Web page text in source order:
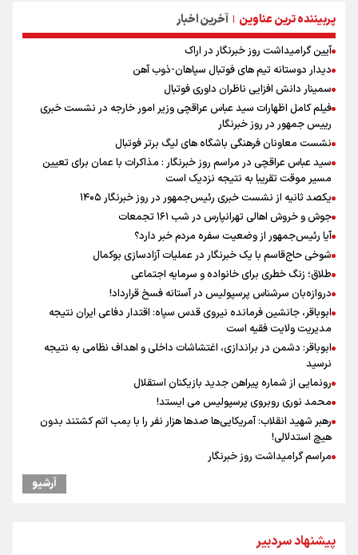
پربیننده ترین عناوین | آخرین اخبار
آیین گرامیداشت روز خبرنگار در اراک
دیدار دوستانه تیم های فوتبال سپاهان-ذوب آهن
سمینار دانش افزایی ناظران داوری فوتبال
فیلم کامل اظهارات سید عباس عراقچی وزیر امور خارجه در نشست خبری
رییس جمهور در روز خبرنگار
نشست معاونان فرهنگی باشگاه های لیگ برتر فوتبال
سید عباس عراقچی در مراسم روز خبرنگار : مذاکرات با عمان برای تعیین
مسیر موقت تقریبا به نتیجه نزدیک است
یکصد ثانیه از نشست خبری رئیس‌جمهور در روز خبرنگار ۱۴۰۵
جوش و خروش اهالی تهرانپارس در شب ۱۶۱ تجمعات
آیا رئیس‌جمهور از وضعیت سفره مردم خبر دارد؟
شوخی حاج‌قاسم با یک خبرنگار در عملیات آزادسازی بوکمال
طلاق؛ زنگ خطری برای خانواده و سرمایه اجتماعی
دروازه‌بان سرشناس پرسپولیس در آستانه فسخ قرارداد!
ابوباقر، جانشین فرمانده نیروی قدس سپاه: اقتدار دفاعی ایران نتیجه
مدیریت ولایت فقیه است
ابوباقر: دشمن در براندازی، اغتشاشات داخلی و اهداف نظامی به نتیجه
نرسید
رونمایی از شماره پیراهن جدید بازیکنان استقلال
محمد نوری روبروی پرسپولیس می ایستد!
رهبر شهید انقلاب: آمریکایی‌ها صدها هزار نفر را با بمب اتم کشتند بدون
هیچ استدلالی!
مراسم گرامیداشت روز خبرنگار
سخنگوی سپاه: بازگشایی تنگۀ هرمز منوط به پذیرش شروط ایران از سوی
در سال گذشته تا به امروز اتفاقات بزرگی را رقم زدند
آرشیو
پیشنهاد سردبیر